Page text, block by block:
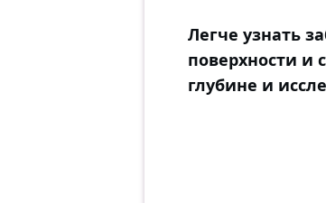
Легче узнать
поверхности и
глубине и